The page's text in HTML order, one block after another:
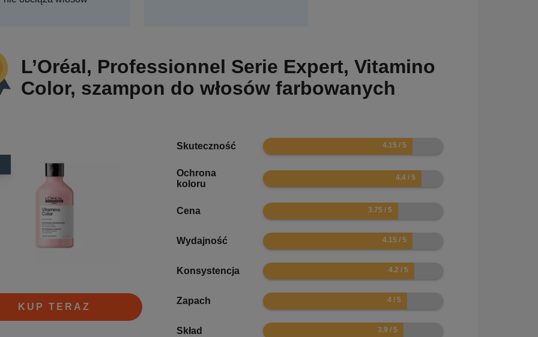
L’Oréal, Professionnel Serie Expert, Vitamino
Color, szampon do włosów farbowanych
KUP TERAZ
Skuteczność 8.3
Ochrona
koloru
8.8
Cena 7.5
Wydajność 8.3
Konsystencja 8.4
Zapach 8
Skład 7.8